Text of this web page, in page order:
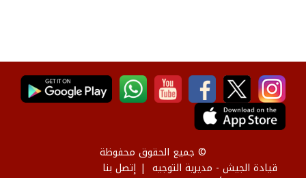
© جميع الحقوق محفوظة
قيادة الجيش - مديرية التوجيه
إتصل بنا